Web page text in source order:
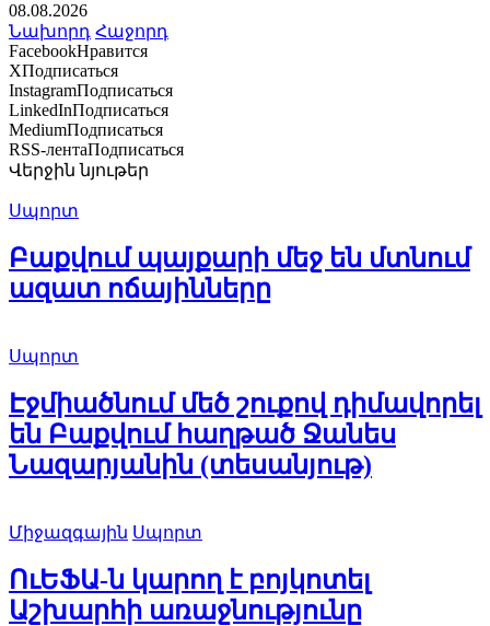
08.08.2026
Նախորդ Հաջորդ
FacebookНравится
XПодписаться
InstagramПодписаться
LinkedInПодписаться
MediumПодписаться
RSS-лентаПодписаться
Վերջին նյութեր
Սպորտ
Բաքվում պայքարի մեջ են մտնում
ազատ ոճայինները
Սպորտ
Էջմիածնում մեծ շուքով դիմավորել
են Բաքվում հաղթած Ջանես
Նազարյանին (տեսանյութ)
Միջազգային Սպորտ
ՈւԵՖԱ-ն կարող է բոյկոտել
Աշխարհի առաջնությունը